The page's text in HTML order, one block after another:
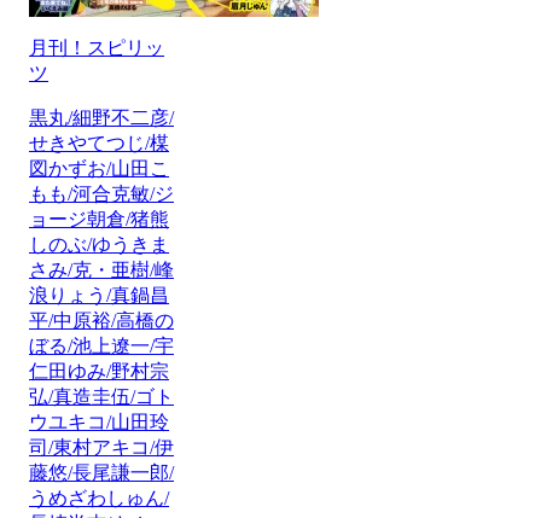
月刊！スピリッ
ツ
黒丸/細野不二彦/
せきやてつじ/楳
図かずお/山田こ
もも/河合克敏/ジ
ョージ朝倉/猪熊
しのぶ/ゆうきま
さみ/克・亜樹/峰
浪りょう/真鍋昌
平/中原裕/高橋の
ぼる/池上遼一/宇
仁田ゆみ/野村宗
弘/真造圭伍/ゴト
ウユキコ/山田玲
司/東村アキコ/伊
藤悠/長尾謙一郎/
うめざわしゅん/